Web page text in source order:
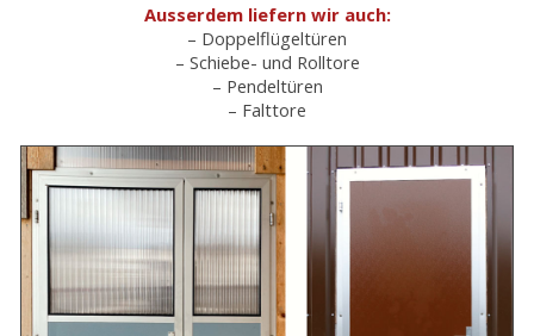
Ausserdem liefern wir auch:
– Doppelflügeltüren
– Schiebe- und Rolltore
– Pendeltüren
– Falttore